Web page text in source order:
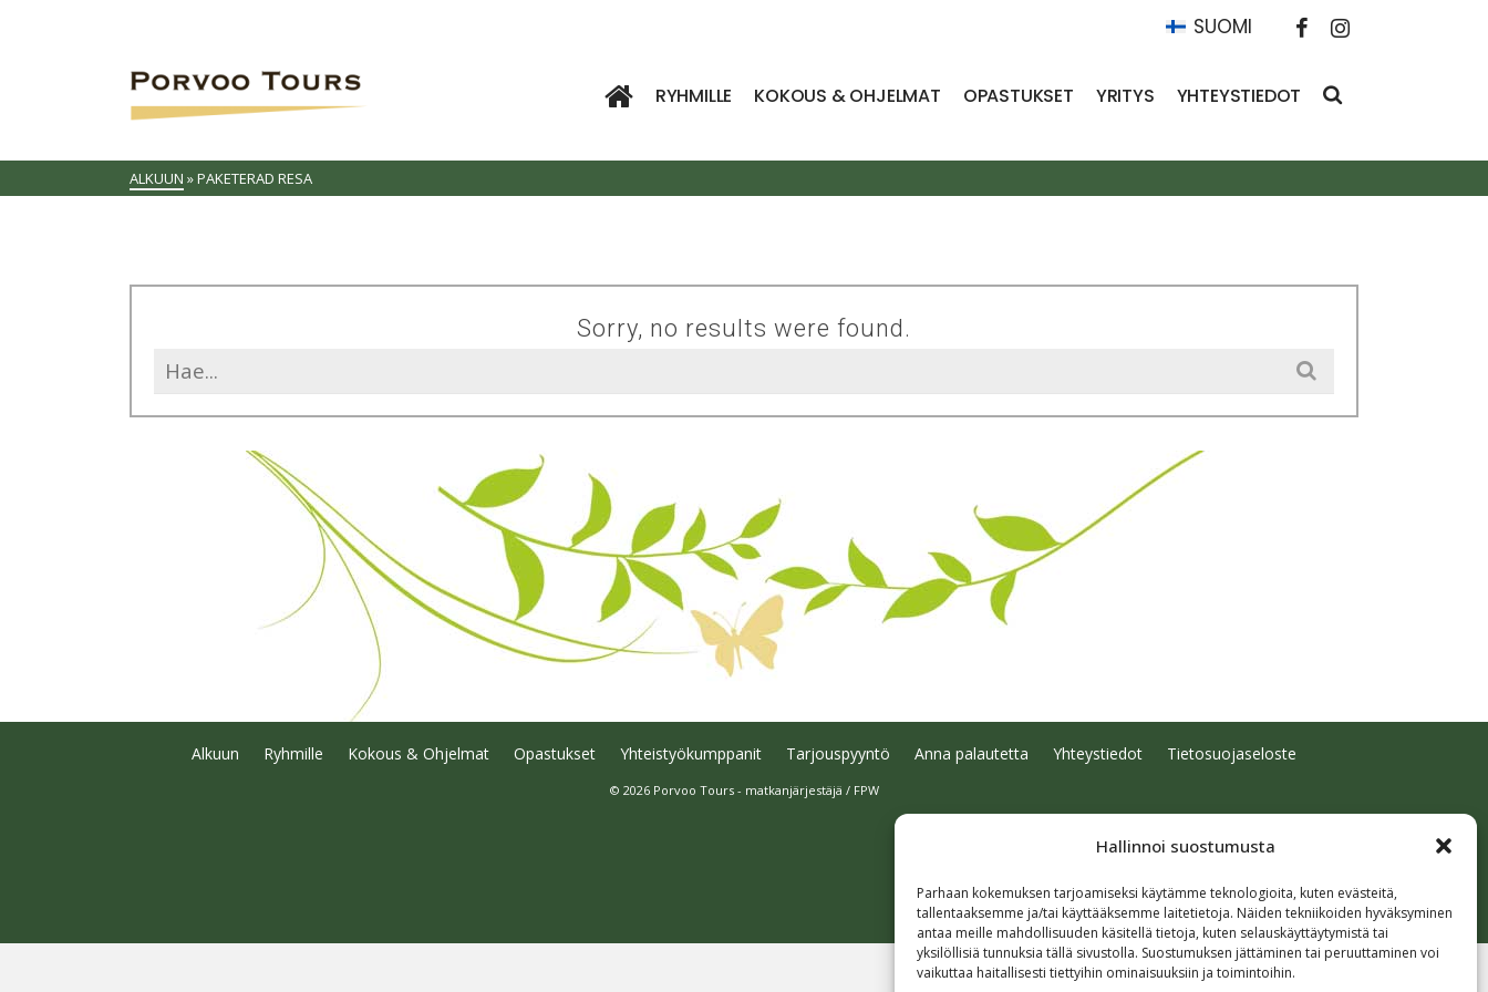
Hallinnoi suostumusta
Parhaan kokemuksen tarjoamiseksi käytämme teknologioita, kuten evästeitä,
tallentaaksemme ja/tai käyttääksemme laitetietoja. Näiden tekniikoiden hyväksyminen
antaa meille mahdollisuuden käsitellä tietoja, kuten selauskäyttäytymistä tai
yksilöllisiä tunnuksia tällä sivustolla. Suostumuksen jättäminen tai peruuttaminen voi
vaikuttaa haitallisesti tiettyihin ominaisuuksiin ja toimintoihin.
SUOMI
RYHMILLE KOKOUS & OHJELMAT OPASTUKSET YRITYS YHTEYSTIEDOT
ALKUUN »PAKETERAD RESA
Sorry, no results were found.
Search
for:
Alkuun Ryhmille Kokous & Ohjelmat Opastukset Yhteistyökumppanit Tarjouspyyntö Anna palautetta Yhteystiedot Tietosuojaseloste
© 2026 Porvoo Tours - matkanjärjestäjä / FPW